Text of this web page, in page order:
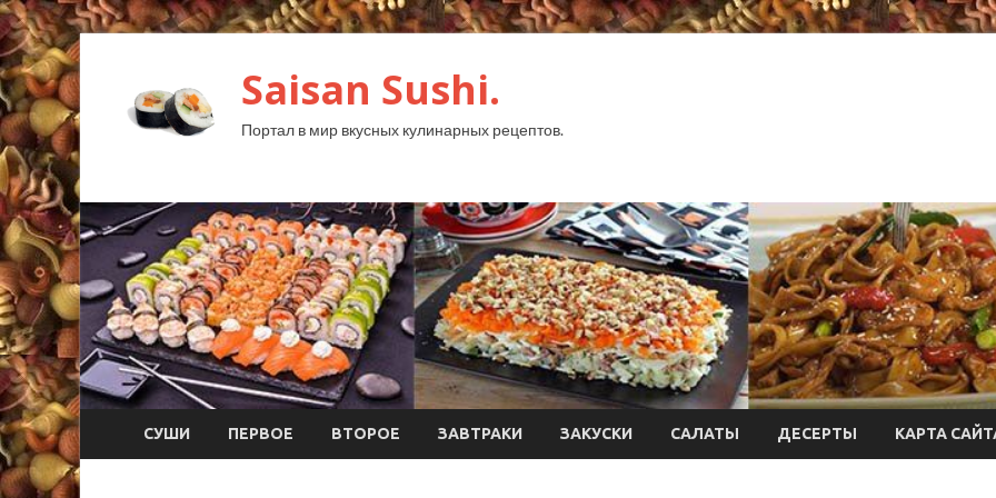
Saisan Sushi.
Портал в мир вкусных кулинарных рецептов.
СУШИ ПЕРВОЕ ВТОРОЕ ЗАВТРАКИ ЗАКУСКИ САЛАТЫ ДЕСЕРТЫ КАРТА